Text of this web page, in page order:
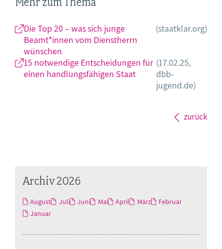
Die Top 20 – was sich junge
Beamt*innen vom Dienstherrn
wünschen
(staatklar.org)
15 notwendige Entscheidungen für
einen handlungsfähigen Staat
(17.02.25,
dbb-
jugend.de)
zurück
Archiv 2026
August Juli Juni Mai April März
Februar
Januar